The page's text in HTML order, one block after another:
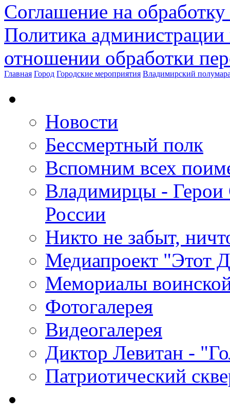
Соглашение на
Политика
отношении обработки
Главная Город Городские мероприятия Владимирский
Новости
Бессмертный полк
Вспомним всех
Владимирцы - Герои
России
Никто не забыт,
Медиапроект "Этот
Мемориалы
Фотогалерея
Видеогалерея
Диктор Левитан -
Патриотический